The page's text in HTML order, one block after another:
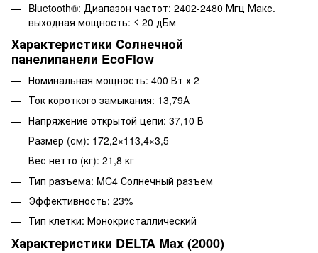
Bluetooth®: Диапазон частот: 2402-2480 Мгц Макс.
выходная мощность: ≤ 20 дБм
Характеристики Солнечной
панелипанели EcoFlow
Номинальная мощность: 400 Вт х 2
Ток короткого замыкания: 13,79А
Напряжение открытой цепи: 37,10 В
Размер (см): 172,2×113,4×3,5
Вес нетто (кг): 21,8 кг
Тип разъема: MC4 Солнечный разъем
Эффективность: 23%
Тип клетки: Монокристаллический
Характеристики DELTA Max (2000)